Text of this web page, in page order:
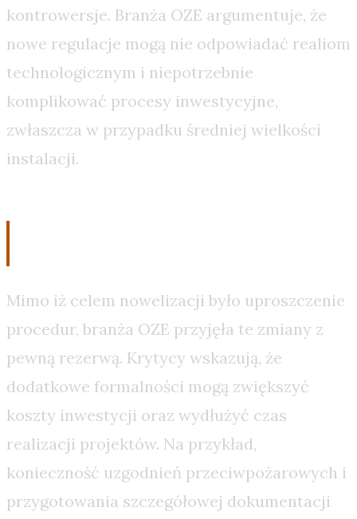
kontrowersje. Branża OZE argumentuje, że
nowe regulacje mogą nie odpowiadać realiom
technologicznym i niepotrzebnie
komplikować procesy inwestycyjne,
zwłaszcza w przypadku średniej wielkości
instalacji.
Mimo iż celem nowelizacji było uproszczenie
procedur, branża OZE przyjęła te zmiany z
pewną rezerwą. Krytycy wskazują, że
dodatkowe formalności mogą zwiększyć
koszty inwestycji oraz wydłużyć czas
realizacji projektów. Na przykład,
konieczność uzgodnień przeciwpożarowych i
przygotowania szczegółowej dokumentacji